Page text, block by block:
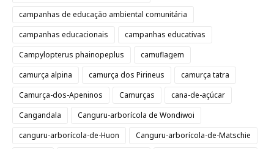
campanhas de educação ambiental comunitária
campanhas educacionais
campanhas educativas
Campylopterus phainopeplus
camuflagem
camurça alpina
camurça dos Pirineus
camurça tatra
Camurça-dos-Apeninos
Camurças
cana-de-açúcar
Cangandala
Canguru-arborícola de Wondiwoi
canguru-arborícola-de-Huon
Canguru-arborícola-de-Matschie